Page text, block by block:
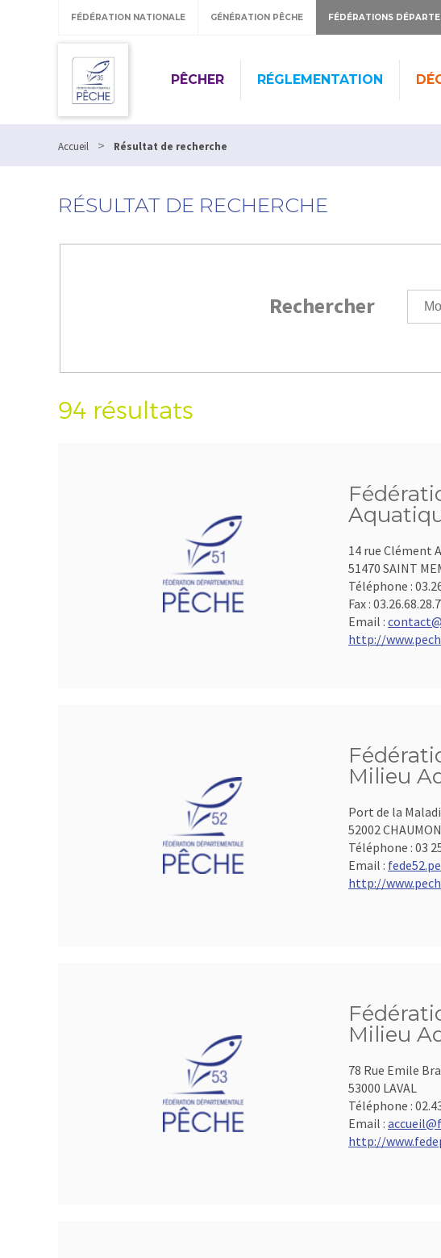
FÉDÉRATION NATIONALE GÉNÉRATION PÊCHE FÉDÉRATIONS
PÊCHER RÉGLEMENTATION
Accueil > Résultat de recherche
RÉSULTAT DE RECHERCHE
Rechercher
94 résultats
14 rue Clément
51470 SAINT
Téléphone :
Fax :
Email :
http://
Milieu
Port de la
52002
Téléphone : 03
Email :
http://
Milieu
78 Rue Emile
53000 LAVAL
Téléphone :
Email :
http://